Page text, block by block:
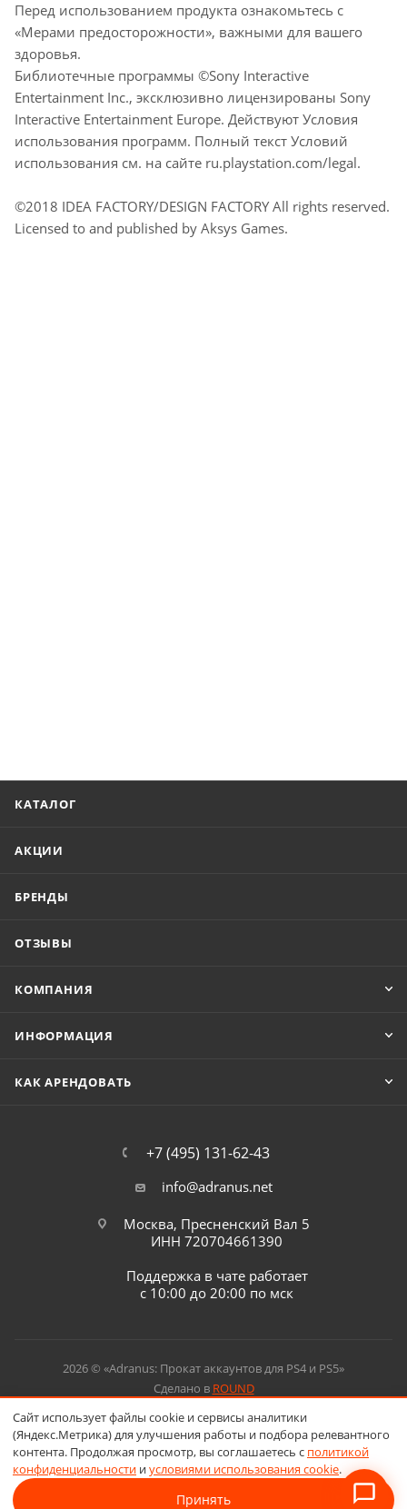
Перед использованием продукта ознакомьтесь с
«Мерами предосторожности», важными для вашего
здоровья.
Библиотечные программы ©Sony Interactive
Entertainment Inc., эксклюзивно лицензированы Sony
Interactive Entertainment Europe. Действуют Условия
использования программ. Полный текст Условий
использования см. на сайте ru.playstation.com/legal.
©2018 IDEA FACTORY/DESIGN FACTORY All rights reserved.
Licensed to and published by Aksys Games.
КАТАЛОГ
АКЦИИ
БРЕНДЫ
ОТЗЫВЫ
КОМПАНИЯ
ИНФОРМАЦИЯ
КАК АРЕНДОВАТЬ
+7 (495) 131-62-43
info@adranus.net
Москва, Пресненский Вал 5
ИНН 720704661390
Поддержка в чате работает
с 10:00 до 20:00 по мск
2026 © «Adranus: Прокат аккаунтов для PS4 и PS5»
Сделано в ROUND
Сайт использует файлы cookie и сервисы аналитики
(Яндекс.Метрика) для улучшения работы и подбора релевантного
контента. Продолжая просмотр, вы соглашаетесь с политикой
конфиденциальности иусловиями использования cookie.
Принять